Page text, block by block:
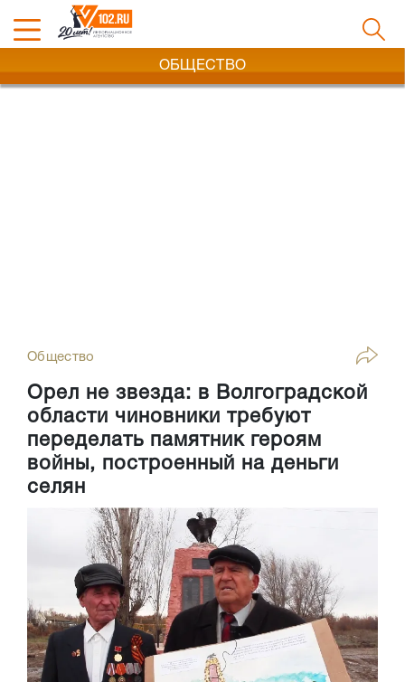
ОБЩЕСТВО
Общество
Орел не звезда: в Волгоградской
области чиновники требуют
переделать памятник героям
войны, построенный на деньги
селян